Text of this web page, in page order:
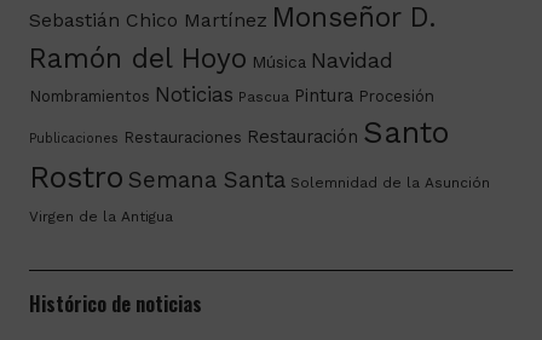
Sebastián Chico Martínez Monseñor D.
Ramón del Hoyo Música Navidad
Nombramientos Noticias Pascua Pintura Procesión
Publicaciones Restauraciones Restauración Santo
Rostro Semana Santa Solemnidad de la Asunción
Virgen de la Antigua
Histórico de noticias